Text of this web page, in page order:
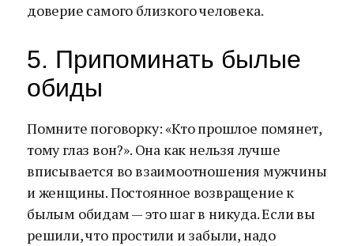
доверие самого близкого человека.
5. Припоминать былые
обиды
Помните поговорку: «Кто прошлое помянет,
тому глаз вон?». Она как нельзя лучше
вписывается во взаимоотношения мужчины
и женщины. Постоянное возвращение к
былым обидам — это шаг в никуда. Если вы
решили, что простили и забыли, надо